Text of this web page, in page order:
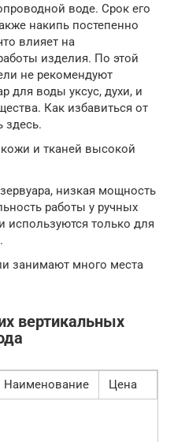
воде. Срок его
накипь постепенно
влияет на
изделия. По этой
не рекомендуют
для воды уксус, духи, и
Как избавиться от
здесь.
и тканей высокой
низкая мощность
работы у ручных
используются только для
занимают много места
вертикальных
Наименование
Цена